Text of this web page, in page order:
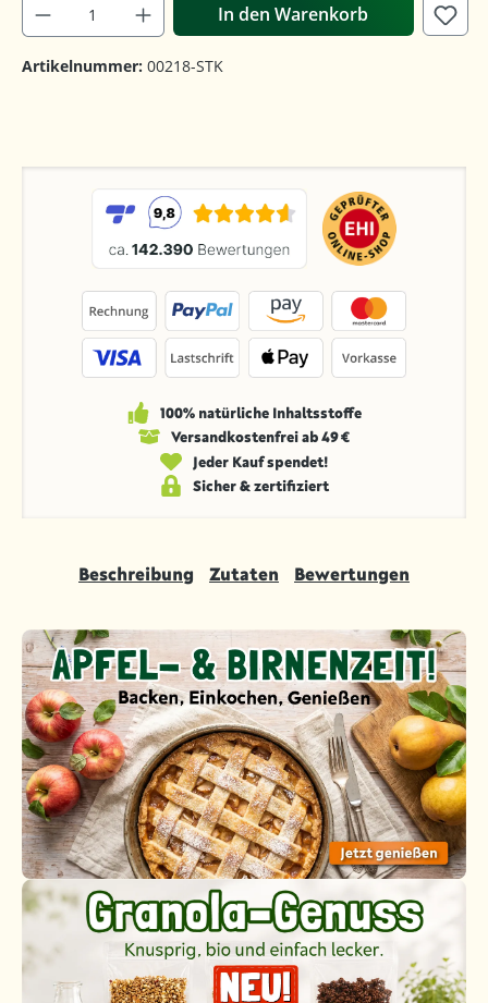
In den Warenkorb
Artikelnummer: 00218-STK
100% natürliche Inhaltsstoffe
Versandkosten­frei ab 49 €
Jeder Kauf spendet!
Sicher & zertifiziert
Beschreibung Zutaten Bewertungen